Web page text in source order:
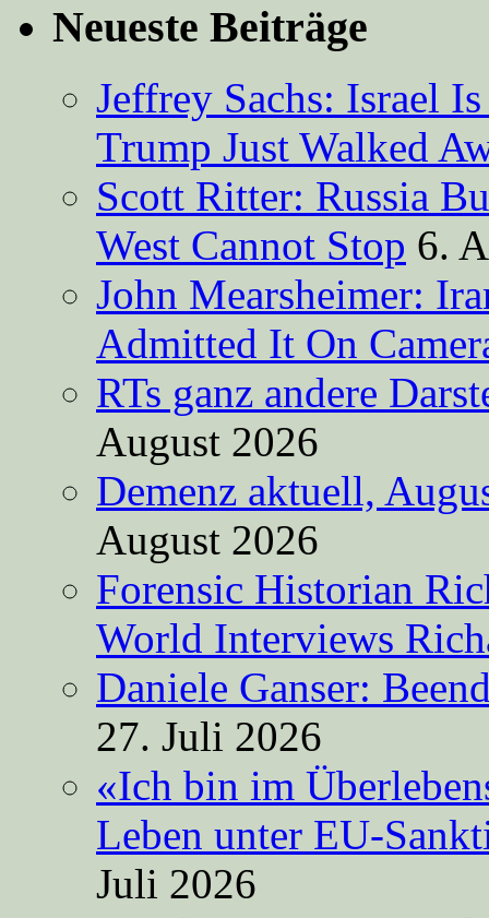
Neueste Beiträge
Jeffrey Sachs: Israel
Trump Just Walked
Scott Ritter: Russia
West Cannot Stop 6.
John Mearsheimer:
Admitted It On
RTs ganz andere
August 2026
Demenz aktuell,
August 2026
Forensic Historian
World Interviews
Daniele Ganser:
27. Juli 2026
«Ich bin im
Leben unter EU-
Juli 2026